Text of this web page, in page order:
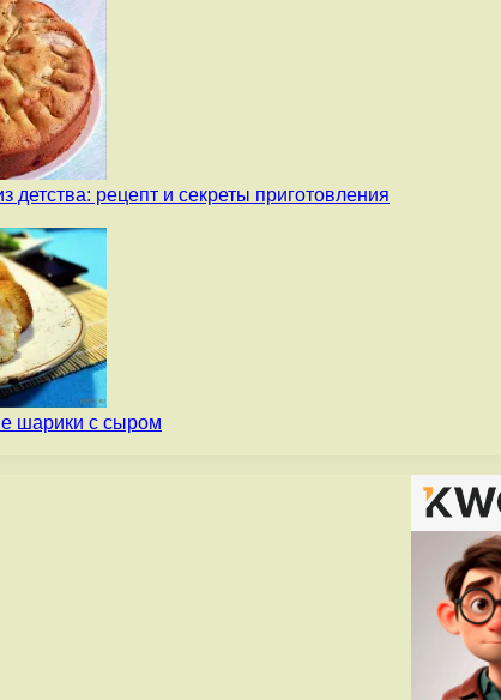
детства: рецепт и секреты приготовления
шарики с сыром